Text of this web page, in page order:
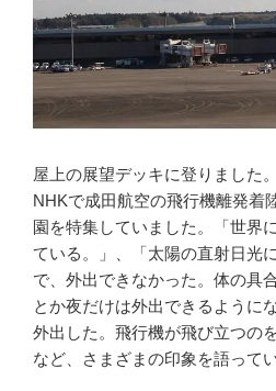
屋上の展望デッキに登りました
NHKで成田航空の飛行機離発着
園を特集していました。「世界
ている。」、「太陽の直射日光
で、外出できなかった。体の具
とか夜だけは外出できるように
外出した。飛行機が飛び立つの
など、さまざまの印象を語って